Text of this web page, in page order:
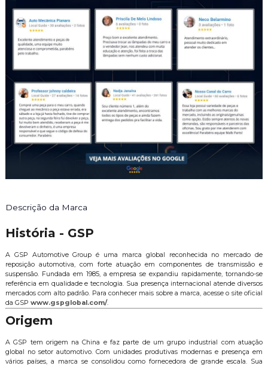
Descrição da Marca
História - GSP
A GSP Automotive Group é uma marca global reconhecida no mercado de
reposição automotiva, com forte atuação em componentes de transmissão e
suspensão. Fundada em 1985, a empresa se expandiu rapidamente, tornando-se
referência em qualidade e tecnologia. Sua presença internacional atende diversos
mercados com alto padrão. Para conhecer mais sobre a marca, acesse o site oficial
da GSP www.gspglobal.com/.
Origem
A GSP tem origem na China e faz parte de um grupo industrial com atuação
global no setor automotivo. Com unidades produtivas modernas e presença em
vários países, a marca se consolidou como fornecedora de grande escala. Sua